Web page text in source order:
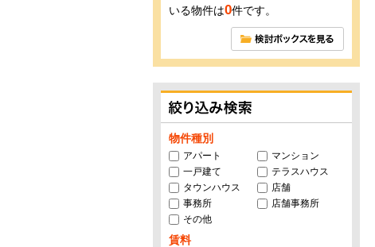
いる物件は0件です。
物件種別
アパート
マンション
一戸建て
テラスハウス
タウンハウス
店舗
事務所
店舗事務所
その他
賃料